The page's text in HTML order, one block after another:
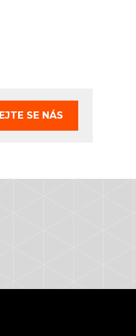
SE NÁS